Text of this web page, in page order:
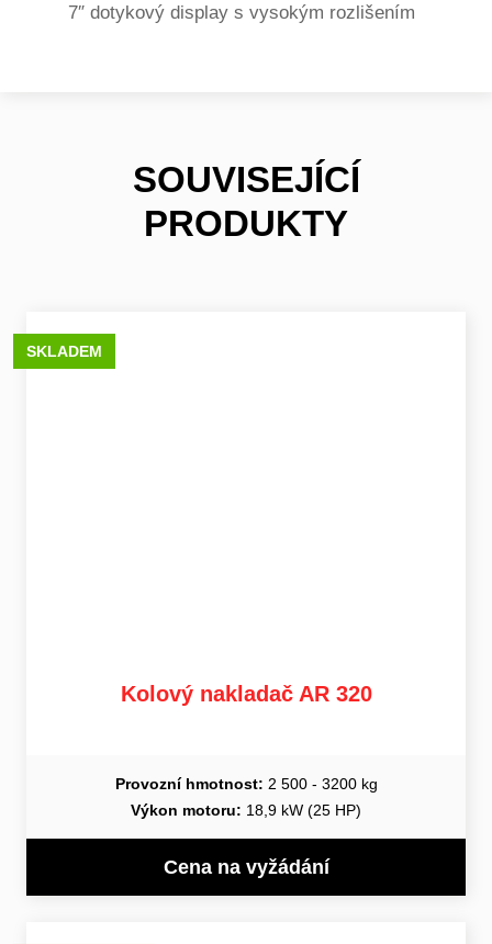
7″ dotykový display s vysokým rozlišením
SOUVISEJÍCÍ
PRODUKTY
SKLADEM
Kolový nakladač AR 320
Provozní hmotnost: 2 500 - 3200 kg
Výkon motoru: 18,9 kW (25 HP)
Cena na vyžádání